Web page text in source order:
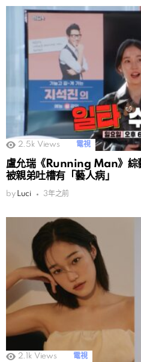
2.5k Views 電視
盧允瑞《Running Man》綜
被親弟吐槽有「藝人病」
by Luci 3年之前
2.1k Views 電視